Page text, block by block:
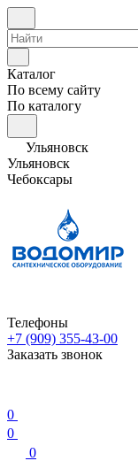
Каталог
По всему сайту
По каталогу
Ульяновск
Ульяновск
Чебоксары
Телефоны
+7 (909) 355-43-00
Заказать звонок
0
0
0